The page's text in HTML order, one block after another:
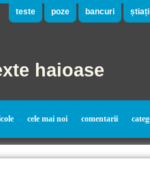
teste poze bancuri
haioase
cele mai noi comentarii